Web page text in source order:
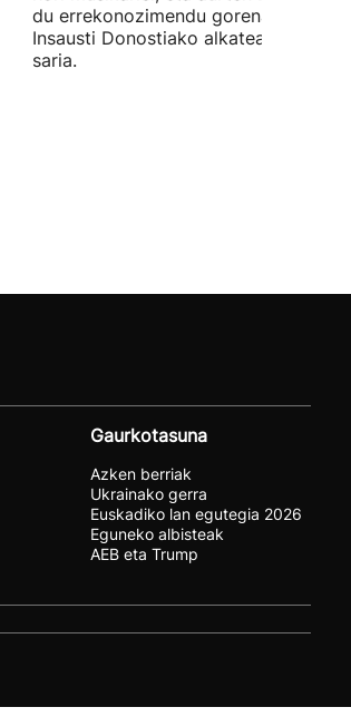
du errekonozimendu gorena. Jon
Insausti Donostiako alkateak eman
saria.
Gaurkotasuna
Azken berriak
Ukrainako gerra
Euskadiko lan egutegia 2026
Eguneko albisteak
AEB eta Trump